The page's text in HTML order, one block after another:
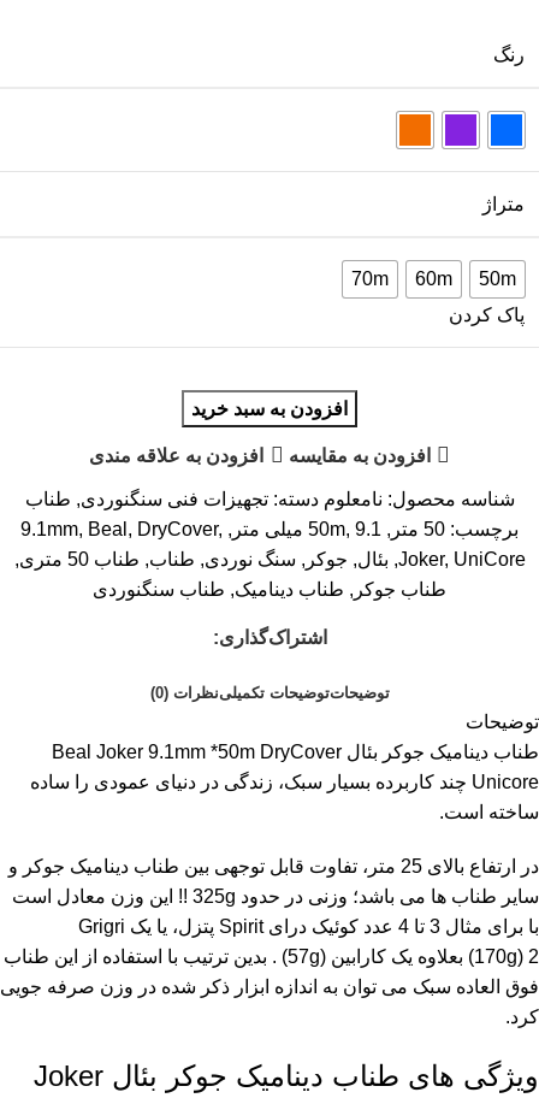
رنگ
متراژ
50m
60m
70m
پاک کردن
افزودن به سبد خرید
افزودن به مقایسه افزودن به علاقه مندی
شناسه محصول: نامعلومدسته: تجهیزات فنی سنگنوردی, طناب
برچسب: 50 متر ,
50m, 9.1 میلی متر ,
9.1mm, Beal , DryCover,
Joker, UniCore
, بئال, جوکر , سنگ نوردی, طناب, طناب 50 متری
,
طناب جوکر , طناب دینامیک, طناب سنگنوردی
اشتراک‌گذاری:
توضیحاتتوضیحات تکمیلینظرات (0)
توضیحات
طناب دینامیک جوکر بئال Beal Joker 9.1mm *50m DryCover
Unicore چند کاربرده بسیار سبک، زندگی در دنیای عمودی را ساده
ساخته است.
در ارتفاع بالای 25 متر، تفاوت قابل توجهی بین طناب دینامیک جوکر و
سایر طناب ها می باشد؛ وزنی در حدود 325g !! این وزن معادل است
با برای مثال 3 تا 4 عدد کوئیک درای
Spirit پتزل، یا یک Grigri
2
(170g) بعلاوه یک کارابین (57g) . بدین ترتیب با استفاده از این طناب
فوق العاده سبک می توان به اندازه ابزار ذکر شده در وزن صرفه جویی
کرد.
ویژگی های طناب دینامیک جوکر بئال Joker